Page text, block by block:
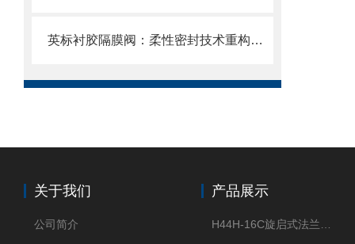
英标衬胶隔膜阀：柔性密封技术重构工业流体控制新范式
关于我们
公司简介
产品展示